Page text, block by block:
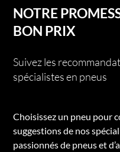
NOTRE
BON PRIX
Suivez les
spécialistes en pneus
Choisissez un pneu pour
suggestions de nos
passionnés de pneus et